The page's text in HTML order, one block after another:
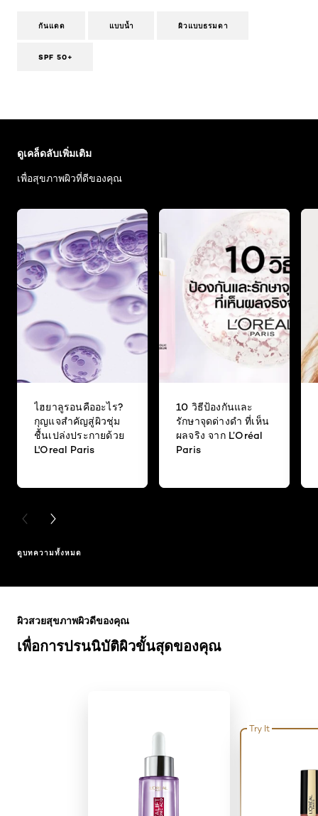
กันแดด แบบน้ำ ผิวแบบธรมดา
SPF 50+
ดูเคล็ดลับเพิ่มเติม
เพื่อสุขภาพผิวที่ดีของคุณ
ไฮยาลูรอนคืออะไร?
กุญแจสำคัญสู่ผิวชุ่ม
ชื้นเปล่งประกายด้วย
L'Oreal Paris
10 วิธีป้องกันและ
รักษาจุดด่างดำ ที่เห็น
ผลจริง จาก L’Oréal
Paris
PREVIOUS CARD
NEXT CARD
ดูบทความทั้งหมด
เพื่อการปรนนิบัติผิวขั้นสุดของคุณ
ผิวสวยสุขภาพผิวดีของคุณ
Try It